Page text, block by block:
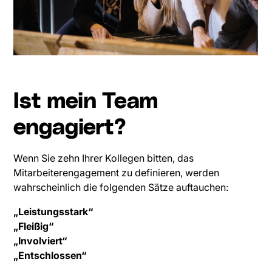
Ist mein Team
engagiert?
Wenn Sie zehn Ihrer Kollegen bitten, das
Mitarbeiterengagement zu definieren, werden
wahrscheinlich die folgenden Sätze auftauchen:
„Leistungsstark“
„Fleißig“
„Involviert“
„Entschlossen“